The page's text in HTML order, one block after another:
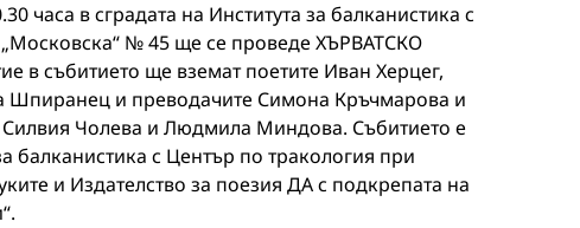
часа в сградата на Института за балканистика с
№ 45 ще се проведе ХЪРВАТСКО
в събитието ще вземат поетите Иван Херцег,
Шпиранец и преводачите Симона Кръчмарова и
Чолева и Людмила Миндова. Събитието е
балканистика с Център по тракология при
и Издателство за поезия ДА с подкрепата на